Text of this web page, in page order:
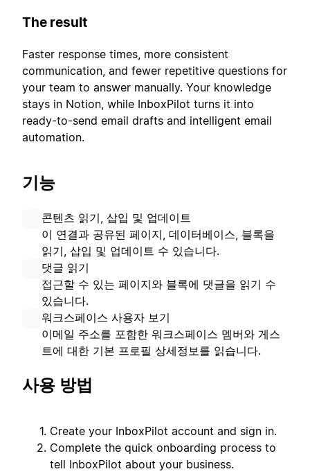
The result
Faster response times, more consistent
communication, and fewer repetitive questions for
your team to answer manually. Your knowledge
stays in Notion, while InboxPilot turns it into
ready-to-send email drafts and intelligent email
automation.
기능
콘텐츠 읽기, 삽입 및 업데이트
이 연결과 공유된 페이지, 데이터베이스, 블록을
읽기, 삽입 및 업데이트 수 있습니다.
댓글 읽기
접근할 수 있는 페이지와 블록에 댓글을 읽기 수
있습니다.
워크스페이스 사용자 보기
이메일 주소를 포함한 워크스페이스 멤버와 게스
트에 대한 기본 프로필 상세정보를 읽습니다.
사용 방법
Create your InboxPilot account and sign in.
Complete the quick onboarding process to
tell InboxPilot about your business.